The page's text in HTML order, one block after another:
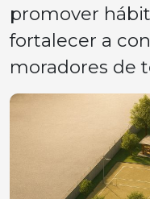
promover
fortalecer a
moradores de